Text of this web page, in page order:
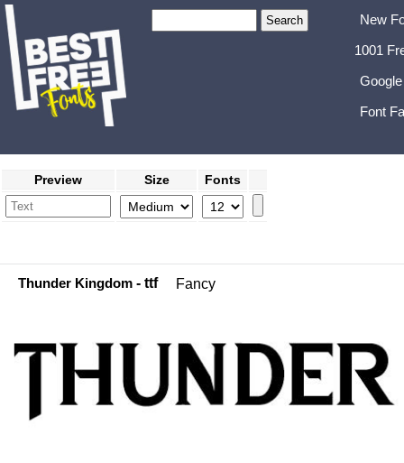
New
1001
Font
Preview Size Fonts
Thunder Kingdom - ttf Fancy